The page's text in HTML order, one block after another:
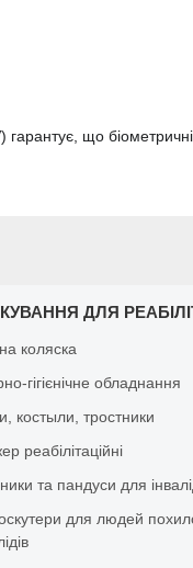
гарантує, що
ДЛЯ
коляска
гігієнічне обладнання
костыли, тростники
реабілітаційні
та пандуси для
для людей